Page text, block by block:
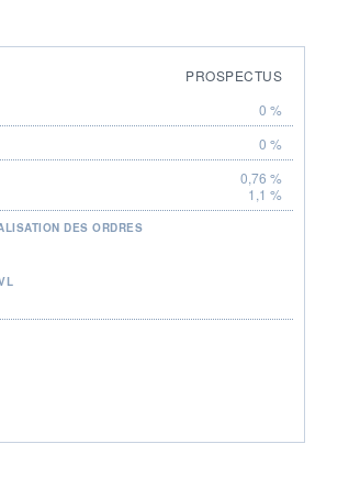
PROSPECTUS
0 %
0 %
0,76 %
1,1 %
DES ORDRES